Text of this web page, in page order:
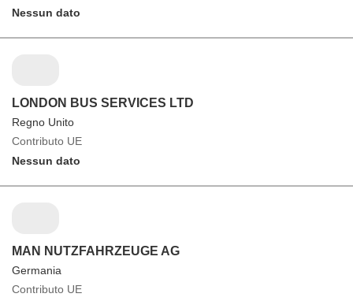
Nessun dato
LONDON BUS SERVICES LTD
Regno Unito
Contributo UE
Nessun dato
MAN NUTZFAHRZEUGE AG
Germania
Contributo UE